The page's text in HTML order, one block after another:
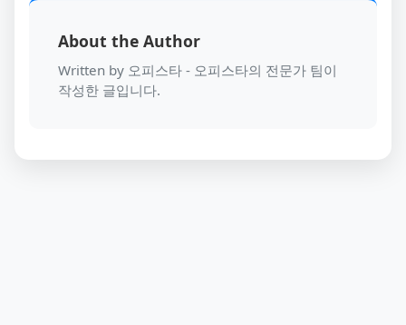
About the Author
Written by 오피스타 - 오피스타의 전문가 팀이
작성한 글입니다.